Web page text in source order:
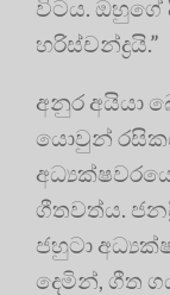
විටය. ඔහුගේ
හරිස්චන්ද්‍රයි.”
අනුර අයියා
යොවුන්
ගීතවත්ය.
ජහුටා
දෙමින්, ගීත